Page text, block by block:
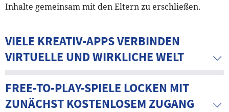
Inhalte gemeinsam mit den Eltern zu erschließen.
VIELE KREATIV-APPS VERBINDEN
VIRTUELLE UND WIRKLICHE WELT
FREE-TO-PLAY-SPIELE LOCKEN MIT
ZUNÄCHST KOSTENLOSEM ZUGANG